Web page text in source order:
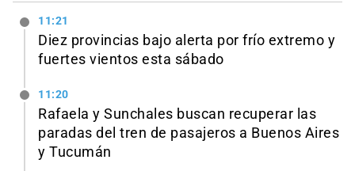
11:21
Diez provincias bajo alerta por frío extremo y
fuertes vientos esta sábado
11:20
Rafaela y Sunchales buscan recuperar las
paradas del tren de pasajeros a Buenos Aires
y Tucumán